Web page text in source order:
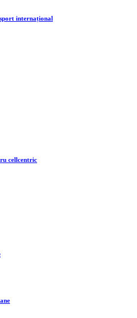
internațional
cellcentric